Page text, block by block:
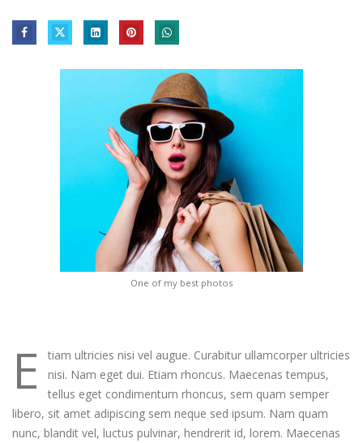
One of my best photos
E
tiam ultricies nisi vel augue. Curabitur ullamcorper ultricies
nisi. Nam eget dui. Etiam rhoncus. Maecenas tempus,
tellus eget condimentum rhoncus, sem quam semper
libero, sit amet adipiscing sem neque sed ipsum. Nam quam
nunc, blandit vel, luctus pulvinar, hendrerit id, lorem. Maecenas